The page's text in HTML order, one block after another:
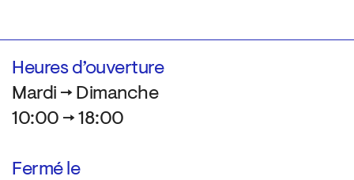
Heures d’ouverture
Mardi → Dimanche
10:00 → 18:00
Fermé le